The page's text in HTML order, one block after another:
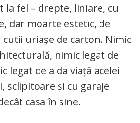
la fel – drepte, liniare, cu
dar moarte estetic, de
uriașe de carton. Nimic
nimic legat de
legat de a da viață acelei
sclipitoare și cu garaje
casa în sine.